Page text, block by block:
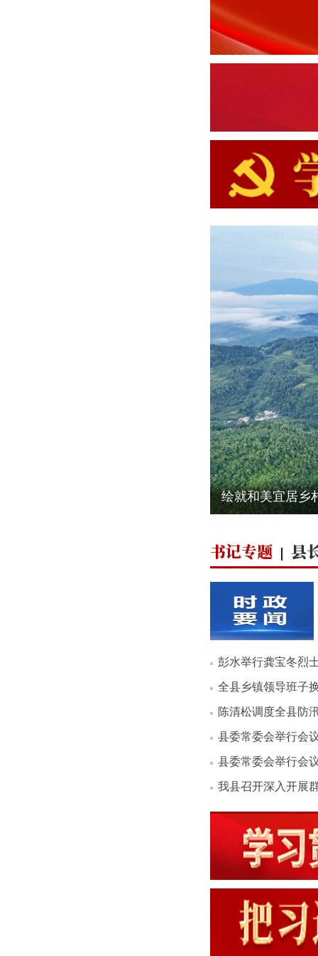
书记专题 县
彭水举行龚宝冬烈
全县乡镇领导班子
陈清松调度全县防
县委常委会举行会
县委常委会举行会
我县召开深入开展群防群